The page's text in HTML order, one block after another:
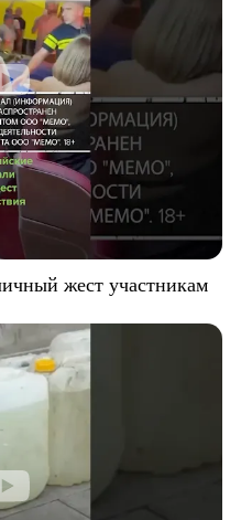
жест участникам